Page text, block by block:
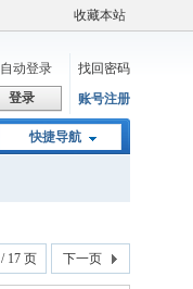
收藏本站
自动登录
找回密码
登录
账号注册
快捷导航
/ 17 页 下一页